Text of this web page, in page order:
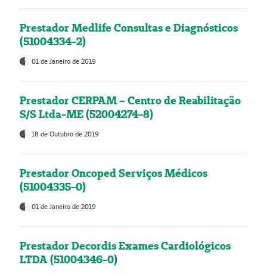
Prestador Medlife Consultas e Diagnósticos
(51004334-2)
01 de Janeiro de 2019
Prestador CERPAM – Centro de Reabilitação
S/S Ltda-ME (52004274-8)
18 de Outubro de 2019
Prestador Oncoped Serviços Médicos
(51004335-0)
01 de Janeiro de 2019
Prestador Decordis Exames Cardiológicos
LTDA (51004346-0)